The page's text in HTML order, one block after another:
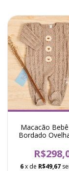
Macacão
Bordado
6x de R$49,67